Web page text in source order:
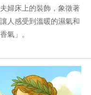
婦床上的裝飾，象徵著
人感受到溫暖的濕氣和
氣」。